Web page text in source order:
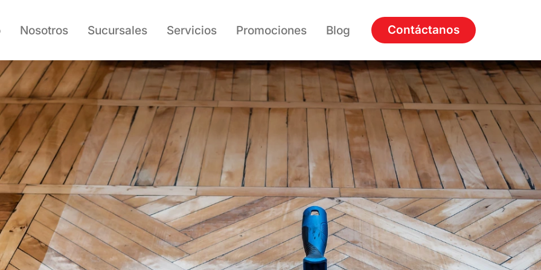
Nosotros Sucursales Servicios Promociones Blog Contáctanos